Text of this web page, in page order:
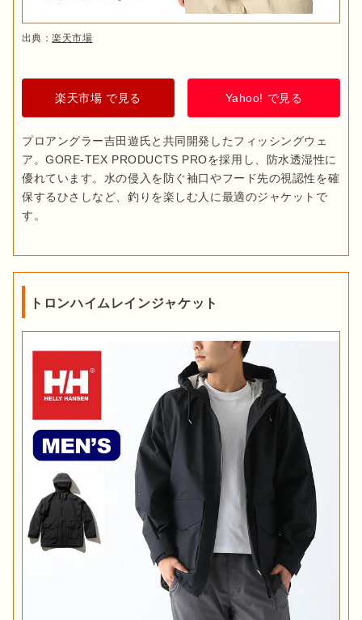
出典：楽天市場
楽天市場 で見る Yahoo! で見る
プロアングラー吉田遊氏と共同開発したフィッシングウェ
ア。GORE-TEX PRODUCTS PROを採用し、防水透湿性に
優れています。水の侵入を防ぐ袖口やフード先の視認性を確
保するひさしなど、釣りを楽しむ人に最適のジャケットで
す。
トロンハイムレインジャケット